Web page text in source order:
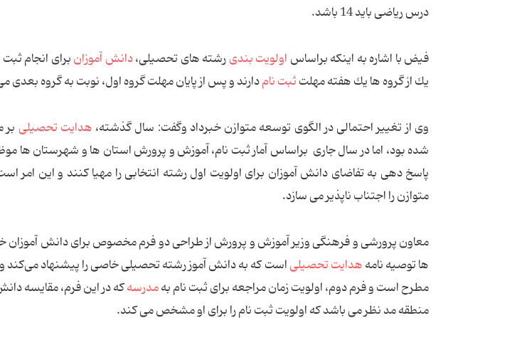
درس ریاضی باید 14 باشد.
فیض با اشاره به اینكه براساس اولویت ‌بندیرشته‌ های تحصیلی،دانش ‌آموزانبرای انجام
یك از گروه ها یك هفته مهلتثبت نامدارند و پس از پایان مهلت گروه اول، نوبت به گروه بعدی
وی از تغییر احتمالی در الگوی توسعه متوازن خبرداد وگفت: سال گذشته، هدایت تحصیلی
شده بود، اما در سال جاری براساس آمار ثبت ‌نام، آموزش و پرورش استان ها و شهرستان ها
پاسخ دهی به تفاضای دانش ‌آموزان برای اولویت اول رشته انتخابی را مهیا كنند و این امر
متوازن را اجتناب ناپذیر می سازد.
معاون پرورشی و فرهنگی وزیر آموزش و پرورش از طراحی دو فرم مخصوص برای دانش ‌آموزان
‌ها توصیه‌‌ نامههدایت تحصیلیاست كه به دانش ‌آموز رشته تحصیلی خاصی را پیشنهاد می‌كند
مطرح است و فرم دوم، اولویت زمان مراجعه برای ثبت ‌نام بهمدرسهكه در این فرم، مقایسه
منطقه مد نظر می باشد كه اولویت ثبت نام را برای او مشخص می كند.